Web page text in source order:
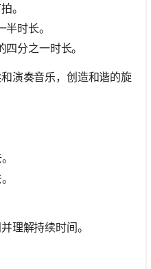
。
时长。
四分之一时长。
演奏音乐，创造和谐的旋
理解持续时间。